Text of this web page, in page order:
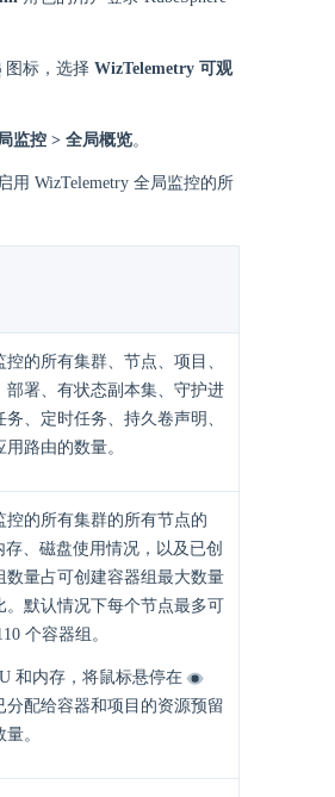
图标，选择 WizTelemetry 可观
监控 > 全局概览。
用 WizTelemetry 全局监控的所
控的所有集群、节点、项目、
部署、有状态副本集、守护进
务、定时任务、持久卷声明、
用路由的数量。
控的所有集群的所有节点的
存、磁盘使用情况，以及已创
数量占可创建容器组最大数量
。默认情况下每个节点最多可
个容器组。
和内存，将鼠标悬停在
分配给容器和项目的资源预留
。